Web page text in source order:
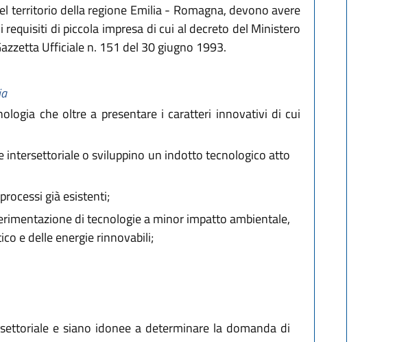
territorio della regione Emilia - Romagna, devono avere
di piccola impresa di cui al decreto del Ministero
Ufficiale n. 151 del 30 giugno 1993.
che oltre a presentare i caratteri innovativi di cui
intersettoriale o sviluppino un indotto tecnologico atto
già esistenti;
di tecnologie a minor impatto ambientale,
e delle energie rinnovabili;
e siano idonee a determinare la domanda di